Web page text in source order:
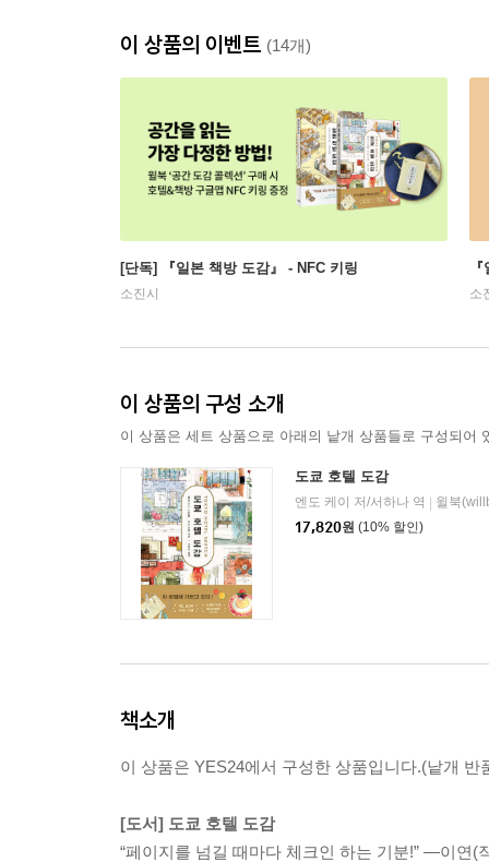
이 상품의 이벤트 (14개)
[단독] 『일본 책방 도감』 - NFC 키링
소진시 소
이 상품의 구성 소개
이 상품은 세트 상품으로 아래의 낱개 상품들로 구성되어
도쿄 호텔 도감
엔도 케이 저/서하나 역
윌북
17,820원 (10% 할인)
책소개
이 상품은 YES24에서 구성한 상품입니다.(낱개 반
[도서] 도쿄 호텔 도감
“페이지를 넘길 때마다 체크인 하는 기분!” ―이연(